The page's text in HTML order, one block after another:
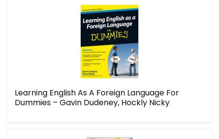
Learning English As A Foreign Language For
Dummies – Gavin Dudeney, Hockly Nicky